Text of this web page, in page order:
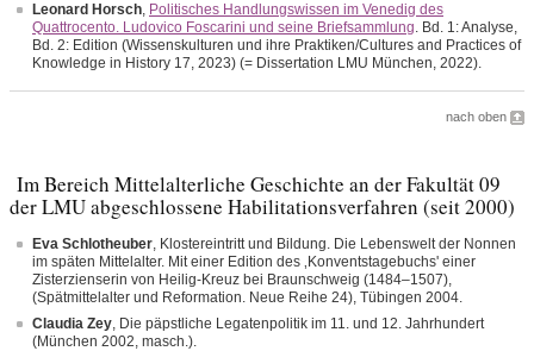
Leonard Horsch, Politisches Handlungswissen im Venedig des
Quattrocento. Ludovico Foscarini und seine Briefsammlung. Bd. 1: Analyse,
Bd. 2: Edition (Wissenskulturen und ihre Praktiken/Cultures and Practices of
Knowledge in History 17, 2023) (= Dissertation LMU München, 2022).
nach oben
Im Bereich Mittelalterliche Geschichte an der Fakultät 09
der LMU abgeschlossene Habilitationsverfahren (seit 2000)
Eva Schlotheuber, Klostereintritt und Bildung. Die Lebenswelt der Nonnen
im späten Mittelalter. Mit einer Edition des ‚Konventstagebuchs' einer
Zisterzienserin von Heilig-Kreuz bei Braunschweig (1484–1507),
(Spätmittelalter und Reformation. Neue Reihe 24), Tübingen 2004.
Claudia Zey, Die päpstliche Legatenpolitik im 11. und 12. Jahrhundert
(München 2002, masch.).